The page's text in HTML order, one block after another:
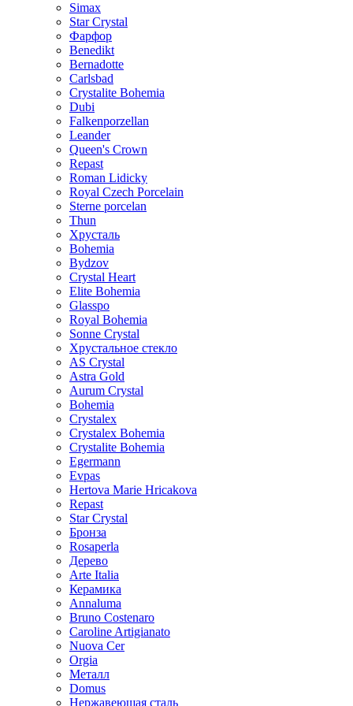
Simax
Star Crystal
Фарфор
Benedikt
Bernadotte
Carlsbad
Crystalite Bohemia
Dubi
Falkenporzellan
Leander
Queen's Crown
Repast
Roman Lidicky
Royal Czech Porcelain
Sterne porcelan
Thun
Хрусталь
Bohemia
Bydzov
Crystal Heart
Elite Bohemia
Glasspo
Royal Bohemia
Sonne Crystal
Хрустальное стекло
AS Crystal
Astra Gold
Aurum Crystal
Bohemia
Crystalex
Crystalex Bohemia
Crystalite Bohemia
Egermann
Evpas
Hertova Marie Hricakova
Repast
Star Crystal
Бронза
Rosaperla
Дерево
Arte Italia
Керамика
Annaluma
Bruno Costenaro
Caroline Artigianato
Nuova Cer
Orgia
Металл
Domus
Нержавеющая сталь